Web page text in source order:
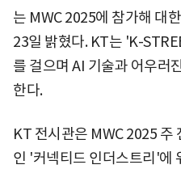
는 MWC 2025에 참가해 대
23일 밝혔다. KT는 'K-
를 걸으며 AI 기술과 어우러
한다.
KT 전시관은 MWC 2025 주
인 '커넥티드 인더스트리'에